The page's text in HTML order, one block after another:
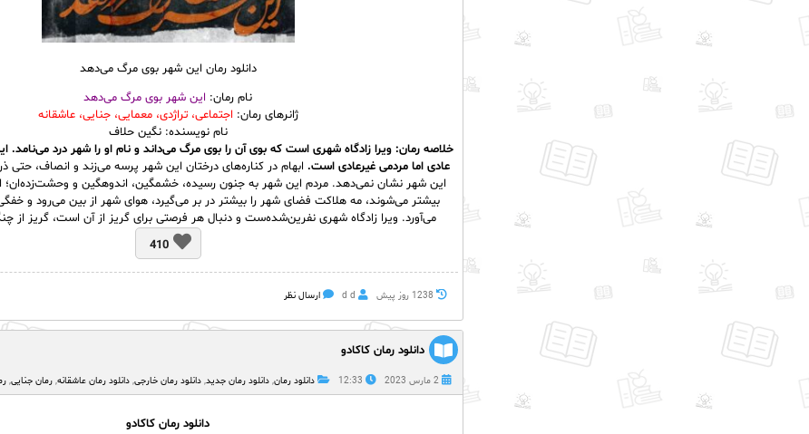
دانلود رمان این شهر بوی مرگ می‌دهد
نام رمان: این شهر بوی مرگ می‌دهد
ژانرهای رمان: اجتماعی، تراژدی، معمایی، جنایی، عاشقانه
نام نویسنده: نگین حلاف
خلاصه رمان: ویرا زادگاه شهری است که بوی آن را بوی مرگ می‌داند و نام او را شهر درد می‌نامد.
عادی اما مردمی غیرعادی است. ابهام در کناره‌های درختان این شهر پرسه می‌زند و انصاف، حتی
این شهر نشان نمی‌دهد. مردم این شهر به جنون رسیده، خشمگین، اندوهگین و وحشت‌زده‌ان؛
بیشتر می‌شوند، مه هلاکت فضای شهر را بیشتر در بر می‌گیرد، هوای شهر از بین می‌رود و
می‌آورد. ویرا زادگاه شهری نفرین‌شده‌ست و دنبال هر فرصتی برای گریز از آن است، گریز از
410
1238 روز پيش d d ارسال نظر
دانلود رمان کاکادو
2 مارس 2023 12:33 دانلود رمان, دانلود رمان جدید, دانلود رمان خارجی, دانلود رمان عاشقانه, رمان جنایی,
دانلود رمان کاکادو